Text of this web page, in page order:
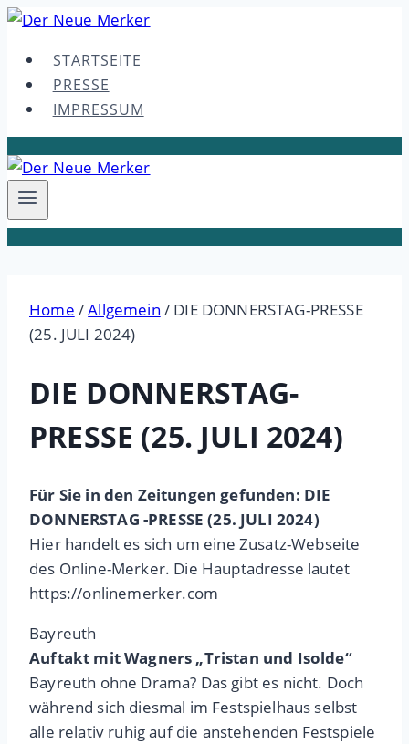
Skip
contentSTARTSEITE
PRESSE
IMPRESSUM
Home /Allgemein / DIE DONNERSTAG-PRESSE
(25. JULI 2024)
DIE DONNERSTAG-
PRESSE (25. JULI 2024)
Für Sie in den Zeitungen gefunden: DIE
DONNERSTAG -PRESSE (25. JULI 2024)
Hier handelt es sich um eine Zusatz-Webseite
des Online-Merker. Die Hauptadresse lautet
https://onlinemerker.com
Bayreuth
Auftakt mit Wagners „Tristan und Isolde“
Bayreuth ohne Drama? Das gibt es nicht. Doch
während sich diesmal im Festspielhaus selbst
alle relativ ruhig auf die anstehenden Festspiele